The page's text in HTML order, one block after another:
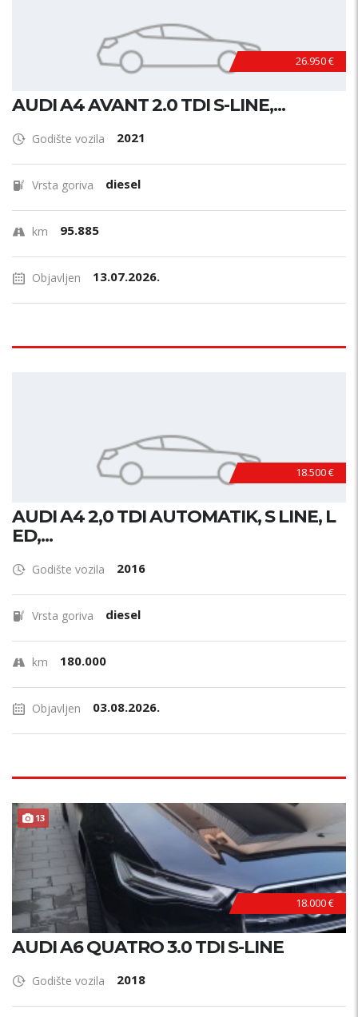
26.950 €
AUDI A4 AVANT 2.0 TDI S-LINE,...
Godište vozila 2021
Vrsta goriva diesel
km 95.885
Objavljen 13.07.2026.
18.500 €
AUDI A4 2,0 TDI AUTOMATIK, S LINE, L
ED,...
Godište vozila 2016
Vrsta goriva diesel
km 180.000
Objavljen 03.08.2026.
13
18.000 €
AUDI A6 QUATRO 3.0 TDI S-LINE
Godište vozila 2018